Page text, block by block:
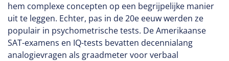
hem complexe concepten op een begrijpelijke manier
uit te leggen. Echter, pas in de 20e eeuw werden ze
populair in psychometrische tests. De Amerikaanse
SAT-examens en IQ-tests bevatten decennialang
analogievragen als graadmeter voor verbaal